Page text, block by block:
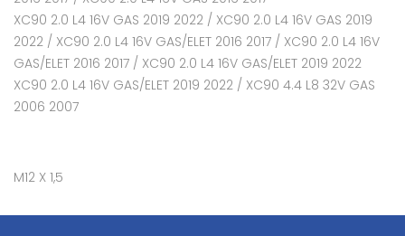
XC90 2.0 L4 16V GAS 2019 2022 / XC90 2.0 L4 16V GAS 2019
2022 / XC90 2.0 L4 16V GAS/ELET 2016 2017 / XC90 2.0 L4 16V
GAS/ELET 2016 2017 / XC90 2.0 L4 16V GAS/ELET 2019 2022
XC90 2.0 L4 16V GAS/ELET 2019 2022 / XC90 4.4 L8 32V GAS
2006 2007
M12 X 1,5